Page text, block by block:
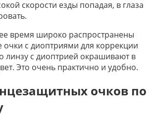
скорости езды попадая, в глаза
время широко распространены
с диоптриями для коррекции
линзу с диоптрией окрашивают в
Это очень практично и удобно.
очков по